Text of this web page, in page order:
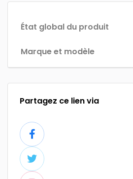
État global du produit
Marque et modèle
Partagez ce lien via